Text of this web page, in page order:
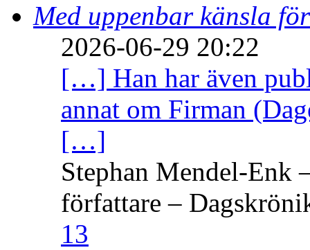
Med uppenbar känsla
2026-06-29 20:22
[…] Han har även
annat om Firman
[…]
Stephan Mendel-Enk
författare –
13